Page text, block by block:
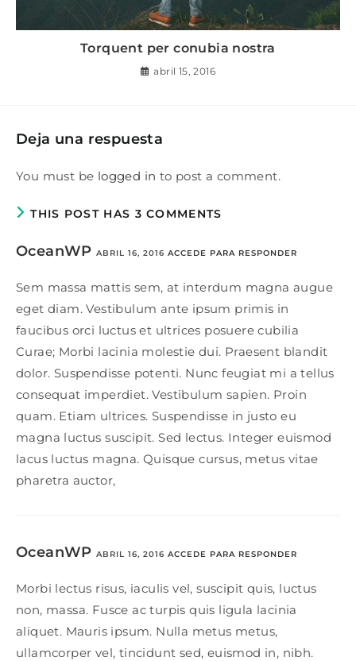
Torquent per conubia nostra
abril 15, 2016
Deja una respuesta
You must be logged in to post a comment.
THIS POST HAS 3 COMMENTS
OceanWP ABRIL 16, 2016 ACCEDE PARA RESPONDER
Sem massa mattis sem, at interdum magna augue
eget diam. Vestibulum ante ipsum primis in
faucibus orci luctus et ultrices posuere cubilia
Curae; Morbi lacinia molestie dui. Praesent blandit
dolor. Suspendisse potenti. Nunc feugiat mi a tellus
consequat imperdiet. Vestibulum sapien. Proin
quam. Etiam ultrices. Suspendisse in justo eu
magna luctus suscipit. Sed lectus. Integer euismod
lacus luctus magna. Quisque cursus, metus vitae
pharetra auctor,
OceanWP ABRIL 16, 2016 ACCEDE PARA RESPONDER
Morbi lectus risus, iaculis vel, suscipit quis, luctus
non, massa. Fusce ac turpis quis ligula lacinia
aliquet. Mauris ipsum. Nulla metus metus,
ullamcorper vel, tincidunt sed, euismod in, nibh.